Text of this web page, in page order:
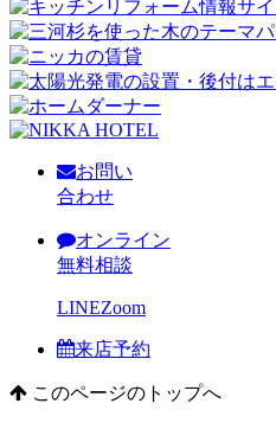
お問い
合わせ
オンライン
無料相談
LINEZoom
来店予約
このページのトップへ